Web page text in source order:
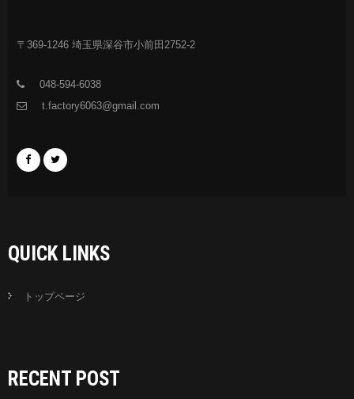
〒369-1246 埼玉県深谷市小前田2752-2
048-594-6038
t.factory6063@gmail.com
QUICK LINKS
トップページ
RECENT POST